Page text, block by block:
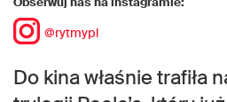
@rytmypl
Do kina właśnie trafiła